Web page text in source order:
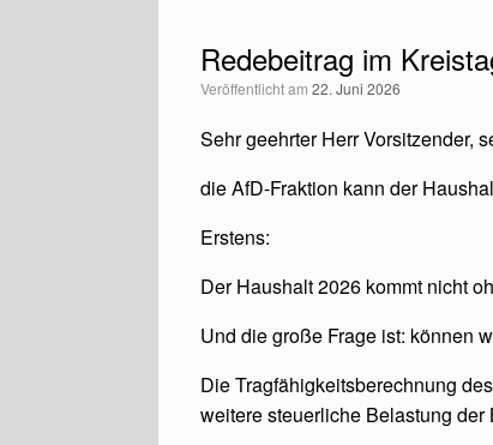
Redebeitrag im
Veröffentlicht am 22. Juni 2026
Sehr geehrter Herr Vorsitzender,
die AfD-Fraktion kann der
Erstens:
Der Haushalt 2026 kommt nicht
Und die große Frage ist: können
Die Tragfähigkeitsberechnung
weitere steuerliche Belastung der